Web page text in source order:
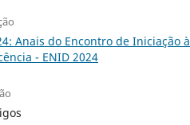
Anais do Encontro de Iniciação à
- ENID 2024